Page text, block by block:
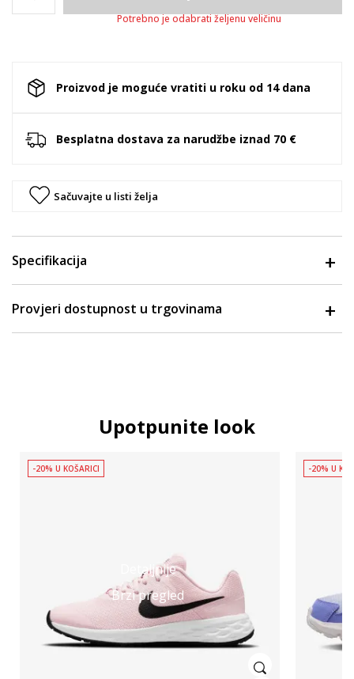
Potrebno je odabrati željenu veličinu
Proizvod je moguće vratiti u roku od 14 dana
Besplatna dostava za narudžbe iznad 70 €
Sačuvajte u listi želja
Specifikacija
Provjeri dostupnost u trgovinama
Upotpunite look
Detaljnije
Brzi pregled
-20% U KOŠARICI -20% U